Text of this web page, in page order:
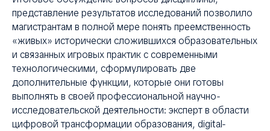
представление результатов исследований позволило
магистрантам в полной мере понять преемственность
«живых» исторически сложившихся образовательных
и связанных игровых практик с современными
технологическими, сформулировать две
дополнительные функции, которые они готовы
выполнять в своей профессиональной научно-
исследовательской деятельности: эксперт в области
цифровой трансформации образования, digital-